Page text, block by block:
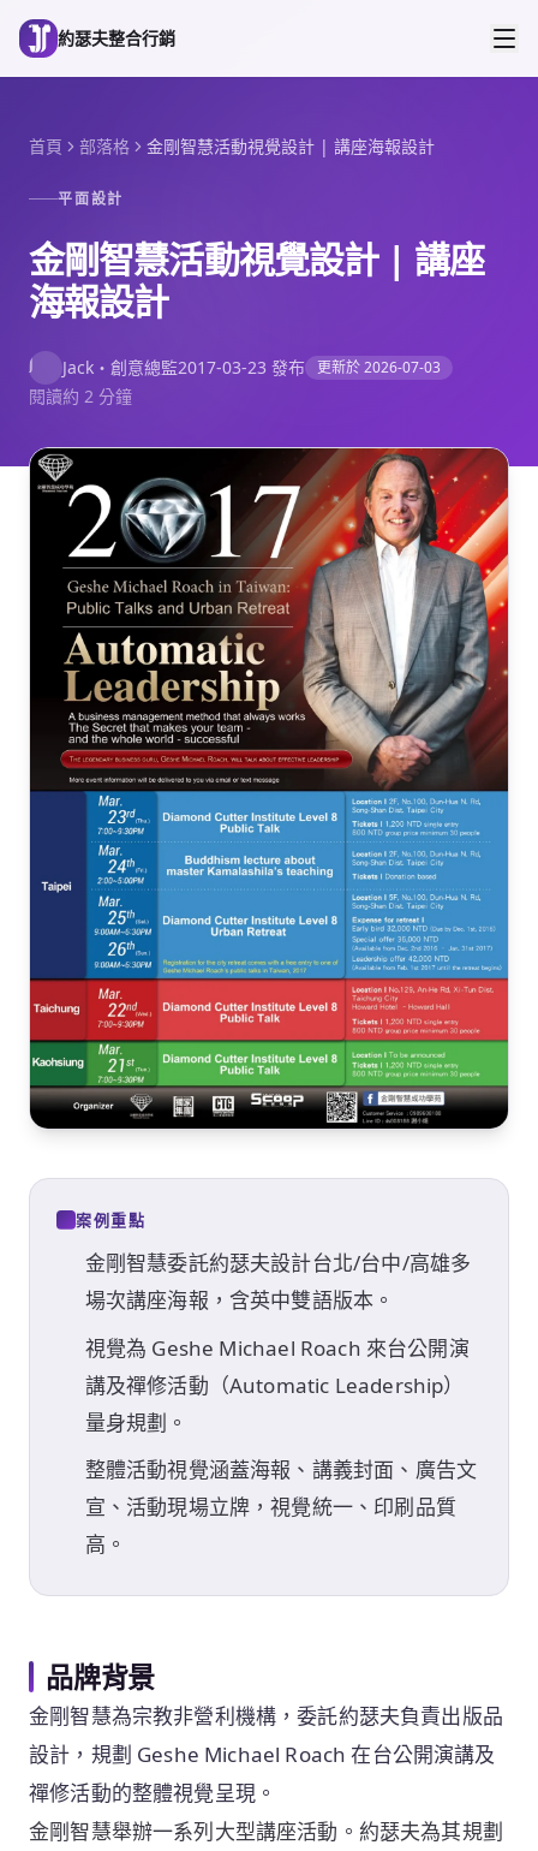
跳到主要內容
約瑟夫整合行銷
首頁 部落格 金剛智慧活動視覺設計 | 講座海報設計
平面設計
金剛智慧活動視覺設計 | 講座
海報設計
J Jack ・ 創意總監2017-03-23 發布 更新於2026-07-03
閱讀約 2 分鐘
案例重點
金剛智慧委託約瑟夫設計台北/台中/高雄多
場次講座海報，含英中雙語版本。
視覺為 Geshe Michael Roach 來台公開演
講及禪修活動（Automatic Leadership）
量身規劃。
整體活動視覺涵蓋海報、講義封面、廣告文
宣、活動現場立牌，視覺統一、印刷品質
高。
品牌背景
金剛智慧為宗教非營利機構，委託約瑟夫負責出版品
設計，規劃 Geshe Michael Roach 在台公開演講及
禪修活動的整體視覺呈現。
金剛智慧舉辦一系列大型講座活動。約瑟夫為其規劃